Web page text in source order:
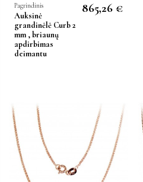
Pagrindinis
Auksinė
grandinėlė Curb 2
mm , briaunų
apdirbimas
deimantu
865,26 €